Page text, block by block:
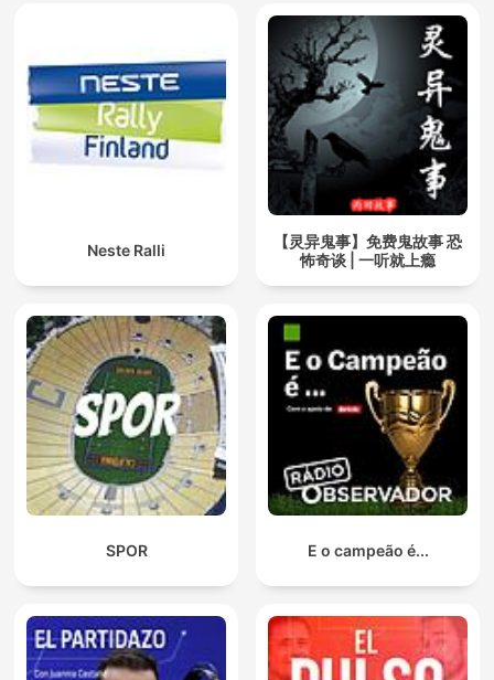
Neste Ralli
【灵异鬼事】免费鬼故事 恐
怖奇谈 | 一听就上瘾
SPOR E o campeão é...